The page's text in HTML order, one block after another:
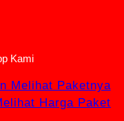
Kami
Melihat Paketnya
Harga Paket